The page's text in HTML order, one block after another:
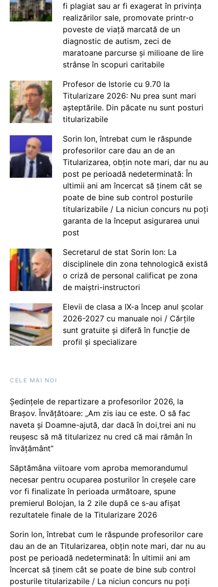
fi plagiat sau ar fi exagerat în privința
realizărilor sale, promovate printr-o
poveste de viață marcată de un
diagnostic de autism, zeci de
maratoane parcurse și milioane de lire
strânse în scopuri caritabile
Profesor de Istorie cu 9.70 la
Titularizare 2026: Nu prea sunt mari
așteptările. Din păcate nu sunt posturi
titularizabile
Sorin Ion, întrebat cum le răspunde
profesorilor care dau an de an
Titularizarea, obțin note mari, dar nu au
post pe perioadă nedeterminată: În
ultimii ani am încercat să ținem cât se
poate de bine sub control posturile
titularizabile / La niciun concurs nu poți
garanta de la început asigurarea unui
post
Secretarul de stat Sorin Ion: La
disciplinele din zona tehnologică există
o criză de personal calificat pe zona
de maiștri-instructori
Elevii de clasa a IX-a încep anul școlar
2026-2027 cu manuale noi / Cărțile
sunt gratuite și diferă în funcție de
profil și specializare
CELE MAI NOI
Ședințele de repartizare a profesorilor 2026, la
Brașov. Învățătoare: „Am zis iau ce este. O să fac
naveta și Doamne-ajută, dar dacă în doi,trei ani nu
reușesc să mă titularizez nu cred că mai rămân în
învățământ”
Săptămâna viitoare vom aproba memorandumul
necesar pentru ocuparea posturilor în creșele care
vor fi finalizate în perioada următoare, spune
premierul Bolojan, la 2 zile după ce s-au afișat
rezultatele finale de la Titularizare 2026
Sorin Ion, întrebat cum le răspunde profesorilor care
dau an de an Titularizarea, obțin note mari, dar nu au
post pe perioadă nedeterminată: În ultimii ani am
încercat să ținem cât se poate de bine sub control
posturile titularizabile / La niciun concurs nu poți